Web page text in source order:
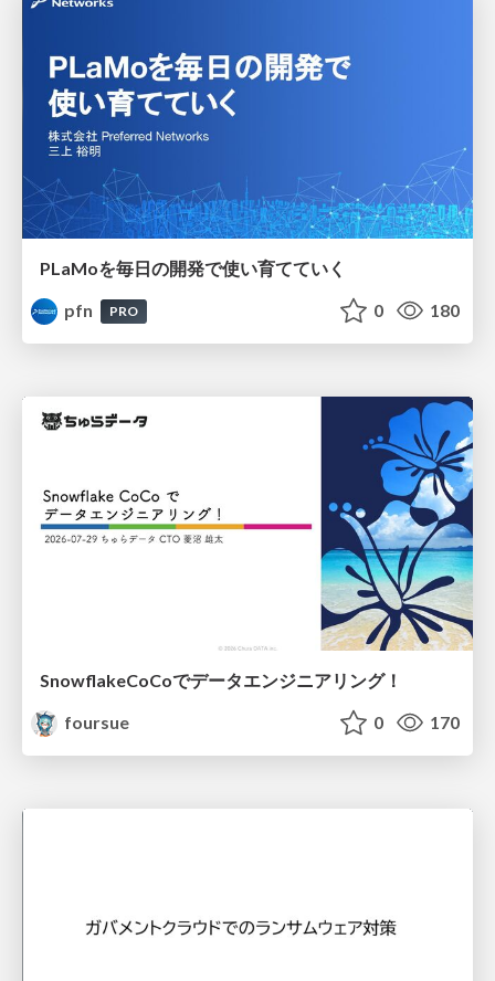
PLaMoを毎日の開発で使い育てていく
pfn
PRO 0 180
SnowflakeCoCoでデータエンジニアリング！
foursue
0 170